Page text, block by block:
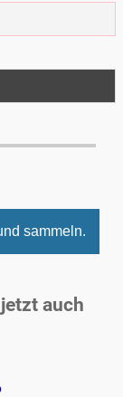
sammeln.
auch